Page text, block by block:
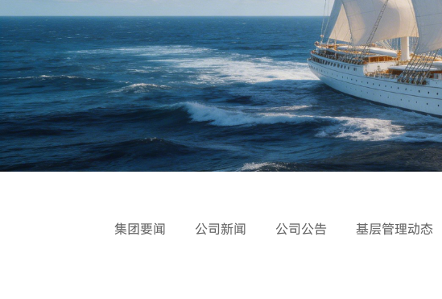
集团要闻 公司新闻 公司公告 基层管理动态